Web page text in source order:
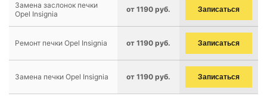
Замена заслонок печки
Opel Insignia
от 1190 руб. Записаться
Ремонт печки Opel Insignia от 1190 руб. Записаться
Замена печки Opel Insignia от 1190 руб. Записаться